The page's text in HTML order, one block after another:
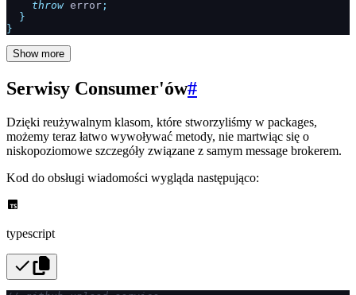
    throw
error ;
  }
}
Show more
Serwisy Consumer'ów#
Dzięki reużywalnym klasom, które stworzyliśmy w packages,
możemy teraz łatwo wywoływać metody, nie martwiąc się o
niskopoziomowe szczegóły związane z samym message brokerem.
Kod do obsługi wiadomości wygląda następująco:
typescript